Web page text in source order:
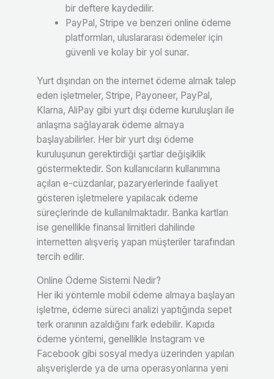
bir deftere kaydedilir.
PayPal, Stripe ve benzeri online ödeme
platformları, uluslararası ödemeler için
güvenli ve kolay bir yol sunar.
Yurt dışından on the internet ödeme almak talep
eden işletmeler, Stripe, Payoneer, PayPal,
Klarna, AliPay gibi yurt dışı ödeme kuruluşları ile
anlaşma sağlayarak ödeme almaya
başlayabilirler. Her bir yurt dışı ödeme
kuruluşunun gerektirdiği şartlar değişiklik
göstermektedir. Son kullanıcıların kullanımına
açılan e-cüzdanlar, pazaryerlerinde faaliyet
gösteren işletmelere yapılacak ödeme
süreçlerinde de kullanılmaktadır. Banka kartları
ise genellikle finansal limitleri dahilinde
internetten alışveriş yapan müşteriler tarafından
tercih edilir.
Online Ödeme Sistemi Nedir?
Her iki yöntemle mobil ödeme almaya başlayan
işletme, ödeme süreci analizi yaptığında sepet
terk oranının azaldığını fark edebilir. Kapıda
ödeme yöntemi, genellikle Instagram ve
Facebook gibi sosyal medya üzerinden yapılan
alışverişlerde ya de uma operasyonlarına yeni